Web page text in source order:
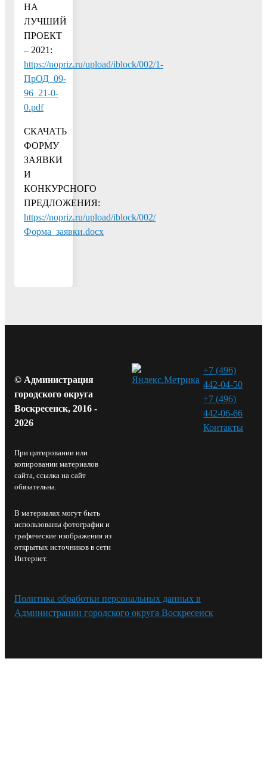
НА
ЛУЧШИЙ
ПРОЕКТ
– 2021:
https://nopriz.ru/upload/iblock/002/1-
ПрОД_09-
96_21-0-
0.pdf
СКАЧАТЬ
ФОРМУ
ЗАЯВКИ
И
КОНКУРСНОГО
ПРЕДЛОЖЕНИЯ:
https://nopriz.ru/upload/iblock/002/
Форма_заявки.docx
© Администрация
городского округа
Воскресенск, 2016 -
2026
При цитировании или
копировании материалов
сайта, ссылка на сайт
обязательна.
В материалах могут быть
использованы фотографии и
графические изображения из
открытых источников в сети
Интернет.
+7 (496)
442-04-50
+7 (496)
442-06-66
Контакты⁠
Политика обработки персональных данных в
Администрации городского округа Воскресенск